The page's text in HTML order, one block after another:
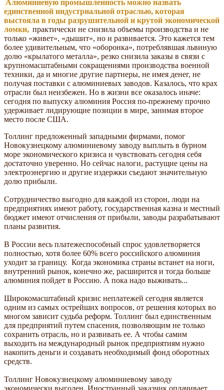
Алюминиевую промышленность можно назвать
единственной индустриальной отраслью, которая
выстояла в годы разрушительной и крутой экономической
ломки, практически не снизила объемы производства и не
только «живет», «дышит», но и развивается. Это кажется тем
более удивительным, что «оборонка», потреблявшая львиную
долю «крылатого металла», резко снизила заказы в связи с
крупномасштабными сокращениями производства военной
техники, да и многие другие партнеры, не имея денег, не
получая поставки с алюминиевых заводов. Казалось, что крах
отрасли был неизбежен. Но в жизни все оказалось иначе:
сегодня по выпуску алюминия Россия по-прежнему прочно
удерживает лидирующие позиции в мире, занимая второе
место после США.
Толлинг предложенный западными фирмами, помог
Новокузнецкому алюминиевому заводу выплыть в бурном
море экономического кризиса и чувствовать сегодня себя
достаточно уверенно. Но сейчас налоги, растущие цены на
электроэнергию и другие издержки съедают значительную
долю прибыли.
Сотрудничество выгодно для каждой из сторон, люди на
предприятиях имеют работу, государственная казна и местный
бюджет имеют отчисления от прибыли, заводы разрабатывают
планы развития.
В России весь платежеспособный спрос удовлетворяется
полностью, хотя более 60% всего российского алюминия
уходит за границу. Когда экономика страны встанет на ноги,
внутренний рынок, конечно же, расширится и тогда больше
алюминия пойдет в Россию. А пока надо выживать...
Широкомасштабный кризис неплатежей сегодня является
одним из самых острейших вопросов, от решения которых во
многом зависит судьба реформ. Толлинг был единственным
для предприятий путем спасения, позволяющим не только
сохранить отрасль, но и развивать ее. А чтобы самим
выходить на международный рынок предприятиям нужно
накопить деньги и создавать необходимый фонд оборотных
средств.
Толлинг Новокузнецкому алюминиевому заводу
экономически выгоден. Иностранный заказчик оплачивает